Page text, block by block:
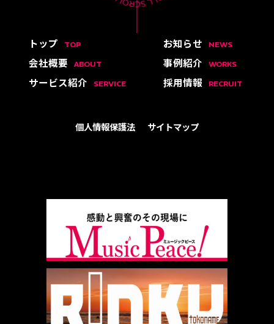
トップ TOP お知らせ NEWS
会社概要 ABOUT 事例紹介 WORKS
サービス紹介 SERVICE 採用情報 RECRUIT
個人情報保護法 サイトマップ